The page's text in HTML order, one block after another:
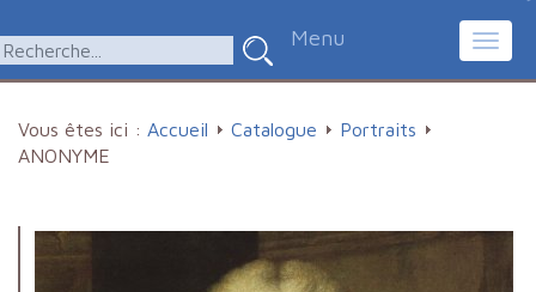
Menu
Vous êtes ici : Accueil Catalogue
Portraits
ANONYME